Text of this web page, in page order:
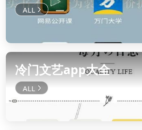
冷门文艺app大全